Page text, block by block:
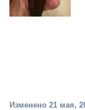
Изменено 21 мая,